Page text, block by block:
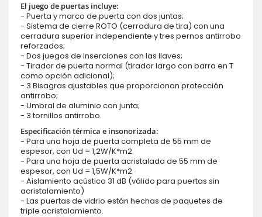
El juego de puertas incluye:
- Puerta y marco de puerta con dos juntas;
- Sistema de cierre ROTO (cerradura de tira) con una
cerradura superior independiente y tres pernos antirrobo
reforzados;
- Dos juegos de inserciones con las llaves;
- Tirador de puerta normal (tirador largo con barra en T
como opción adicional);
- 3 Bisagras ajustables que proporcionan protección
antirrobo;
- Umbral de aluminio con junta;
- 3 tornillos antirrobo.
Especificación térmica e insonorizada:
- Para una hoja de puerta completa de 55 mm de
espesor, con Ud = 1,2W/K*m2
- Para una hoja de puerta acristalada de 55 mm de
espesor, con Ud = 1,5W/K*m2
- Aislamiento acústico 31 dB (válido para puertas sin
acristalamiento)
- Las puertas de vidrio están hechas de paquetes de
triple acristalamiento.